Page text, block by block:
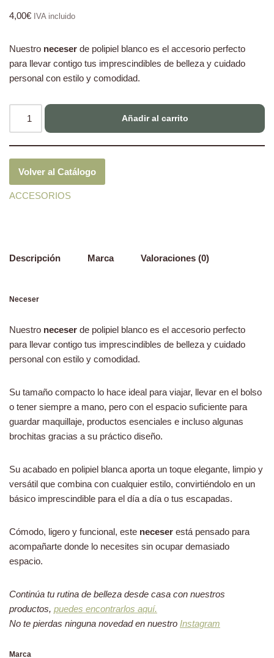
4,00€ IVA incluido
Nuestro neceser de polipiel blanco es el accesorio perfecto
para llevar contigo tus imprescindibles de belleza y cuidado
personal con estilo y comodidad.
Añadir al carrito
Volver al Catálogo
ACCESORIOS
Descripción Marca Valoraciones (0)
Neceser
Nuestro neceser de polipiel blanco es el accesorio perfecto
para llevar contigo tus imprescindibles de belleza y cuidado
personal con estilo y comodidad.
Su tamaño compacto lo hace ideal para viajar, llevar en el bolso
o tener siempre a mano, pero con el espacio suficiente para
guardar maquillaje, productos esenciales e incluso algunas
brochitas gracias a su práctico diseño.
Su acabado en polipiel blanca aporta un toque elegante, limpio y
versátil que combina con cualquier estilo, convirtiéndolo en un
básico imprescindible para el día a día o tus escapadas.
Cómodo, ligero y funcional, este neceser está pensado para
acompañarte donde lo necesites sin ocupar demasiado
espacio.
Continúa tu rutina de belleza desde casa con nuestros
productos, puedes encontrarlos aquí.
No te pierdas ninguna novedad en nuestro Instagram
Marca